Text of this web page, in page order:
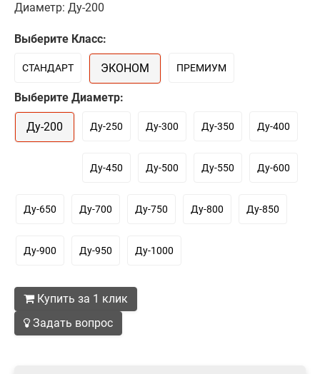
Диаметр: Ду-200
Выберите Класс:
СТАНДАРТ ЭКОНОМ ПРЕМИУМ
Выберите Диаметр:
Ду-200 Ду-250 Ду-300 Ду-350 Ду-400
Ду-450 Ду-500 Ду-550 Ду-600
Ду-650 Ду-700 Ду-750 Ду-800 Ду-850
Ду-900 Ду-950 Ду-1000
Купить за 1 клик
Задать вопрос